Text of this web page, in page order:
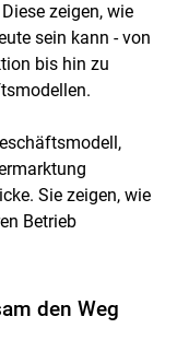
zeigen, wie
sein kann - von
bis hin zu
Sie zeigen, wie
Betrieb
den Weg